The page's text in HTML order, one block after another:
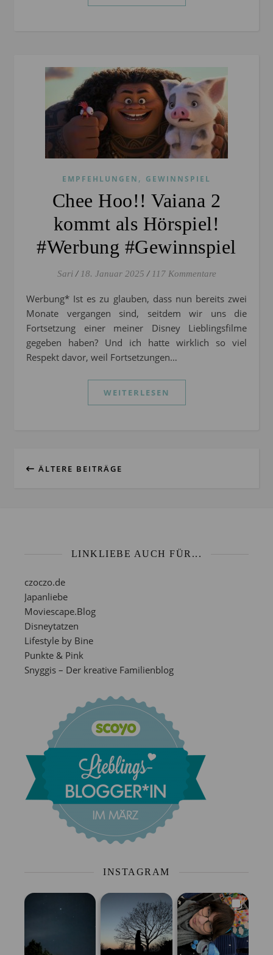
EMPFEHLUNGEN , GEWINNSPIEL
Chee Hoo!! Vaiana 2
kommt als Hörspiel!
#Werbung #Gewinnspiel
Sari / 18. Januar 2025 / 117 Kommentare
Werbung* Ist es zu glauben, dass nun bereits zwei
Monate vergangen sind, seitdem wir uns die
Fortsetzung einer meiner Disney Lieblingsfilme
gegeben haben? Und ich hatte wirklich so viel
Respekt davor, weil Fortsetzungen…
WEITERLESEN
ÄLTERE BEITRÄGE
LINKLIEBE AUCH FÜR...
czoczo.de
Japanliebe
Moviescape.Blog
Disneytatzen
Lifestyle by Bine
Punkte & Pink
Snyggis – Der kreative Familienblog
INSTAGRAM